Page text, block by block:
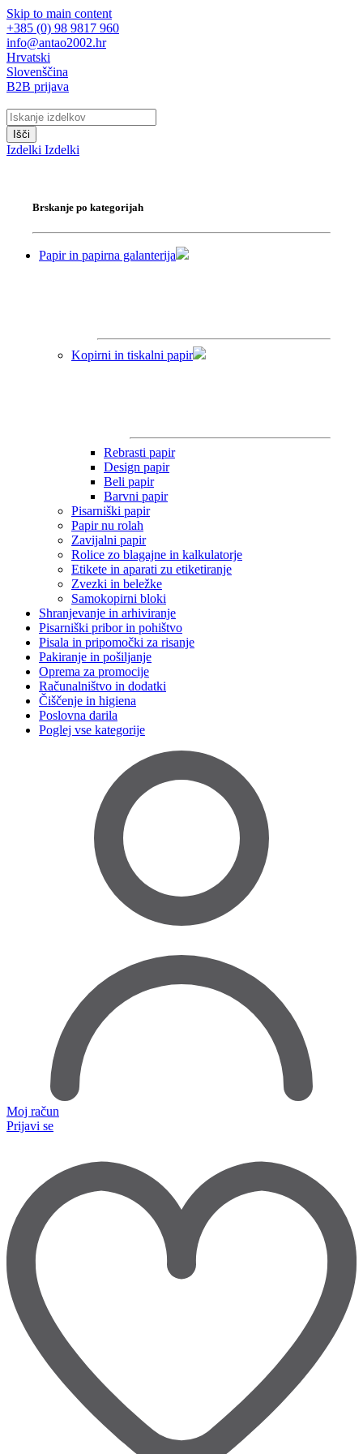
Skip to main content
+385 (0) 98 9817 960
info@antao2002.hr
Hrvatski
Slovenščina
B2B prijava
Išči
Izdelki Izdelki
Brskanje po kategorijah
Papir in papirna galanterija
Kopirni in tiskalni papir
Rebrasti papir
Design papir
Beli papir
Barvni papir
Pisarniški papir
Papir nu rolah
Zavijalni papir
Rolice zo blagajne in kalkulatorje
Etikete in aparati zu etiketiranje
Zvezki in beležke
Samokopirni bloki
Shranjevanje in arhiviranje
Pisarniški pribor in pohištvo
Pisala in pripomočki za risanje
Pakiranje in pošiljanje
Oprema za promocije
Računalništvo in dodatki
Čiščenje in higiena
Poslovna darila
Poglej vse kategorije
Moj račun
Prijavi se